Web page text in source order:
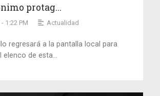
protag...
1:22 PM Actualidad
regresará a la pantalla local para
de esta...